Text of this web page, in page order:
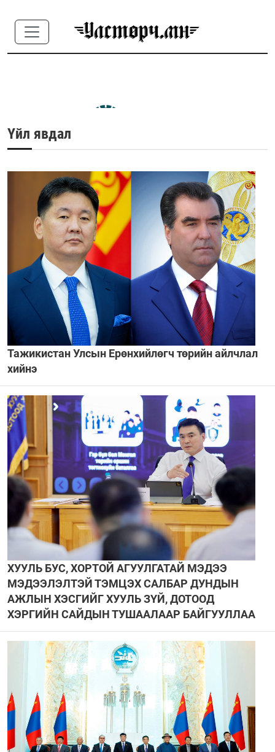
Үйл явдал
Тажикистан Улсын Ерөнхийлөгч төрийн айлчлал
хийнэ
ХУУЛЬ БУС, ХОРТОЙ АГУУЛГАТАЙ МЭДЭЭ
МЭДЭЭЛЭЛТЭЙ ТЭМЦЭХ САЛБАР ДУНДЫН
АЖЛЫН ХЭСГИЙГ ХУУЛЬ ЗҮЙ, ДОТООД
ХЭРГИЙН САЙДЫН ТУШААЛААР БАЙГУУЛЛАА